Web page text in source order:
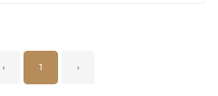
‹ 1 ›